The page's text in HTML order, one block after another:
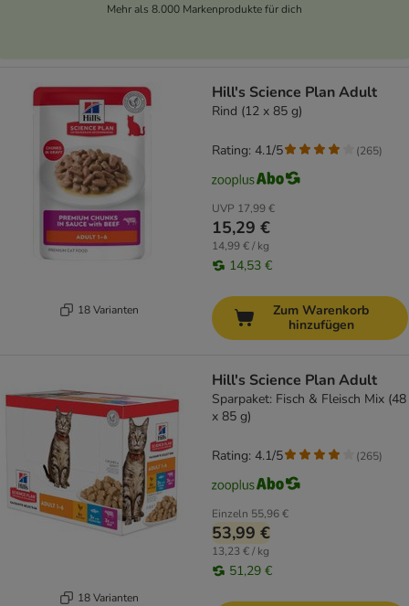
Mehr als 8.000 Markenprodukte für dich
18 Varianten
Hill's Science Plan Adult
Rind (12 x 85 g)
UVP 17,99 €
15,29 €
14,99 € / kg
14,53 €
Rating: 4.1/5 (265)
Zum Warenkorb
hinzufügen
18 Varianten
Hill's Science Plan Adult
Sparpaket: Fisch & Fleisch Mix (48
x 85 g)
Einzeln 55,96 €
53,99 €
13,23 € / kg
51,29 €
Rating: 4.1/5 (265)